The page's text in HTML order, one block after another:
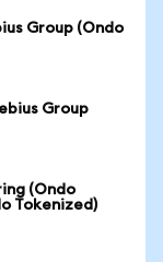
Group (Ondo
Group
(Ondo
Tokenized)